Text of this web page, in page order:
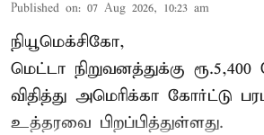
Published on: 07 Aug 2026, 10:23 am
நியூமெக்சிகோ,
மெட்டா நிறுவனத்துக்கு
விதித்து அமெரிக்கா கோர்ட்டு
உத்தரவை பிறப்பித்துள்ளது.